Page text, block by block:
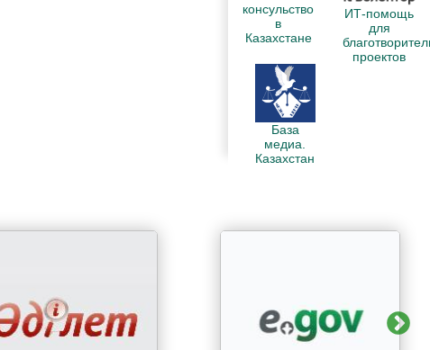
консульство
в
Казахстане
ИТ-помощь
для
проектов
База
медиа.
Казахстан